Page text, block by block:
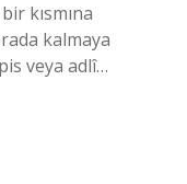
kısmına
kalmaya
veya adlî…